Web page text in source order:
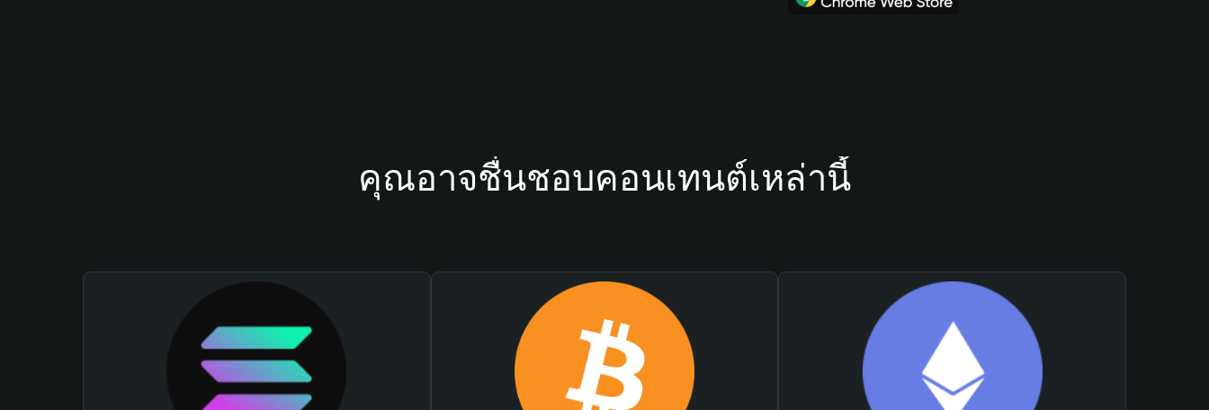
คุณอาจชื่นชอบคอนเทนต์เหล่านี้